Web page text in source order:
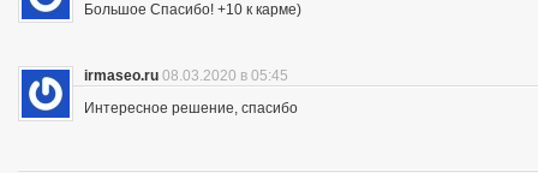
Большое Спасибо! +10 к карме)
irmaseo.ru 08.03.2020 в 05:45
Интересное решение, спасибо